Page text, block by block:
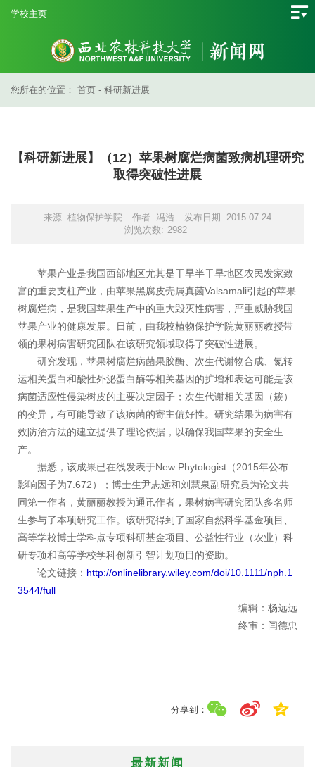
学校主页
您所在的位置： 首页 - 科研新进展
【科研新进展】（12）苹果树腐烂病菌致病机理研究
取得突破性进展
来源: 植物保护学院 作者: 冯浩
发布日期: 2015-07-24
浏览次数: 2982
苹果产业是我国西部地区尤其是干旱半干旱地区农民发家致
富的重要支柱产业，由苹果黑腐皮壳属真菌Valsamali引起的苹果
树腐烂病，是我国苹果生产中的重大毁灭性病害，严重威胁我国
苹果产业的健康发展。日前，由我校植物保护学院黄丽丽教授带
领的果树病害研究团队在该研究领域取得了突破性进展。
研究发现，苹果树腐烂病菌果胶酶、次生代谢物合成、氮转
运相关蛋白和酸性外泌蛋白酶等相关基因的扩增和表达可能是该
病菌适应性侵染树皮的主要决定因子；次生代谢相关基因（簇）
的变异，有可能导致了该病菌的寄主偏好性。研究结果为病害有
效防治方法的建立提供了理论依据，以确保我国苹果的安全生
产。
据悉，该成果已在线发表于New Phytologist（2015年公布
影响因子为7.672）；博士生尹志远和刘慧泉副研究员为论文共
同第一作者，黄丽丽教授为通讯作者，果树病害研究团队多名师
生参与了本项研究工作。该研究得到了国家自然科学基金项目、
高等学校博士学科点专项科研基金项目、公益性行业（农业）科
研专项和高等学校学科创新引智计划项目的资助。
论文链接： http://onlinelibrary.wiley.com/doi/10.1111/nph.1
3544/full
编辑：杨远远
终审：闫德忠
分享到：
最新新闻